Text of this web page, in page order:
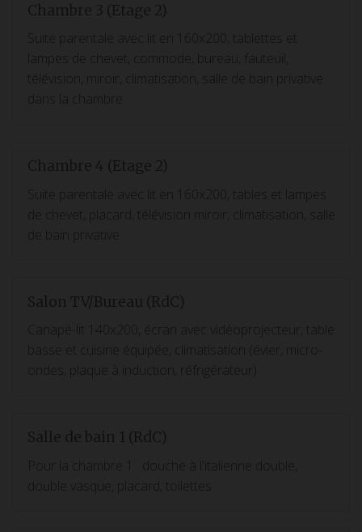
Chambre 3 (Etage 2)
Suite parentale avec lit en 160x200, tablettes et
lampes de chevet, commode, bureau, fauteuil,
télévision, miroir, climatisation, salle de bain privative
dans la chambre
Chambre 4 (Etage 2)
Suite parentale avec lit en 160x200, tables et lampes
de chevet, placard, télévision miroir, climatisation, salle
de bain privative
Salon TV/Bureau (RdC)
Canapé-lit 140x200, écran avec vidéoprojecteur, table
basse et cuisine équipée, climatisation (évier, micro-
ondes, plaque à induction, réfrigérateur)
Salle de bain 1 (RdC)
Pour la chambre 1 : douche à l'italienne double,
double vasque, placard, toilettes